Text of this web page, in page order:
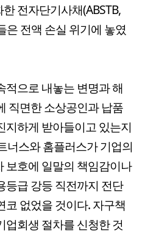
전자단기사채(ABSTB,
은 전액 손실 위기에 놓였
적으로 내놓는 변명과 해
직면한 소상공인과 납품
지하게 받아들이고 있는지
너스와 홈플러스가 기업의
보호에 일말의 책임감이나
등급 강등 직전까지 전단
없었을 것이다. 자구책
업회생 절차를 신청한 것